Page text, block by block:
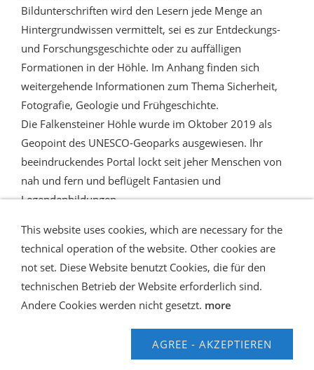
Bildunterschriften wird den Lesern jede Menge an
Hintergrundwissen vermittelt, sei es zur Entdeckungs-
und Forschungsgeschichte oder zu auffälligen
Formationen in der Höhle. Im Anhang finden sich
weitergehende Informationen zum Thema Sicherheit,
Fotografie, Geologie und Frühgeschichte.
Die Falkensteiner Höhle wurde im Oktober 2019 als
Geopoint des UNESCO-Geoparks ausgewiesen. Ihr
beeindruckendes Portal lockt seit jeher Menschen von
nah und fern und beflügelt Fantasien und
Legendenbildungen.
Shipping and Payment
AGB / Terms
Widerrufsrecht
Datenschutz
Verbraucherhinweise
Contact us
Hilfe
© Speleo Projects
This website uses cookies, which are necessary for the
technical operation of the website. Other cookies are
not set. Diese Website benutzt Cookies, die für den
technischen Betrieb der Website erforderlich sind.
Andere Cookies werden nicht gesetzt. more
AGREE - AKZEPTIEREN